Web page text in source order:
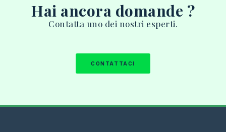
Hai ancora domande ?
Contatta uno dei nostri esperti.
CONTATTACI